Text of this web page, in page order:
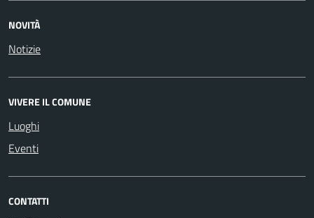
NOVITÀ
Notizie
VIVERE IL COMUNE
Luoghi
Eventi
CONTATTI